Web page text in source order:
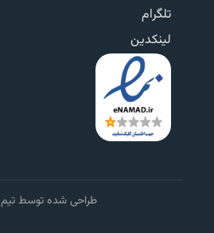
تلگرام
لینکدین
طراحی شده توسط تیم